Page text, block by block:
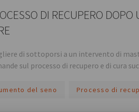
DI RECUPERO
di sottoporsi a un intervento di
sul processo di recupero e di cura
del seno Processo di